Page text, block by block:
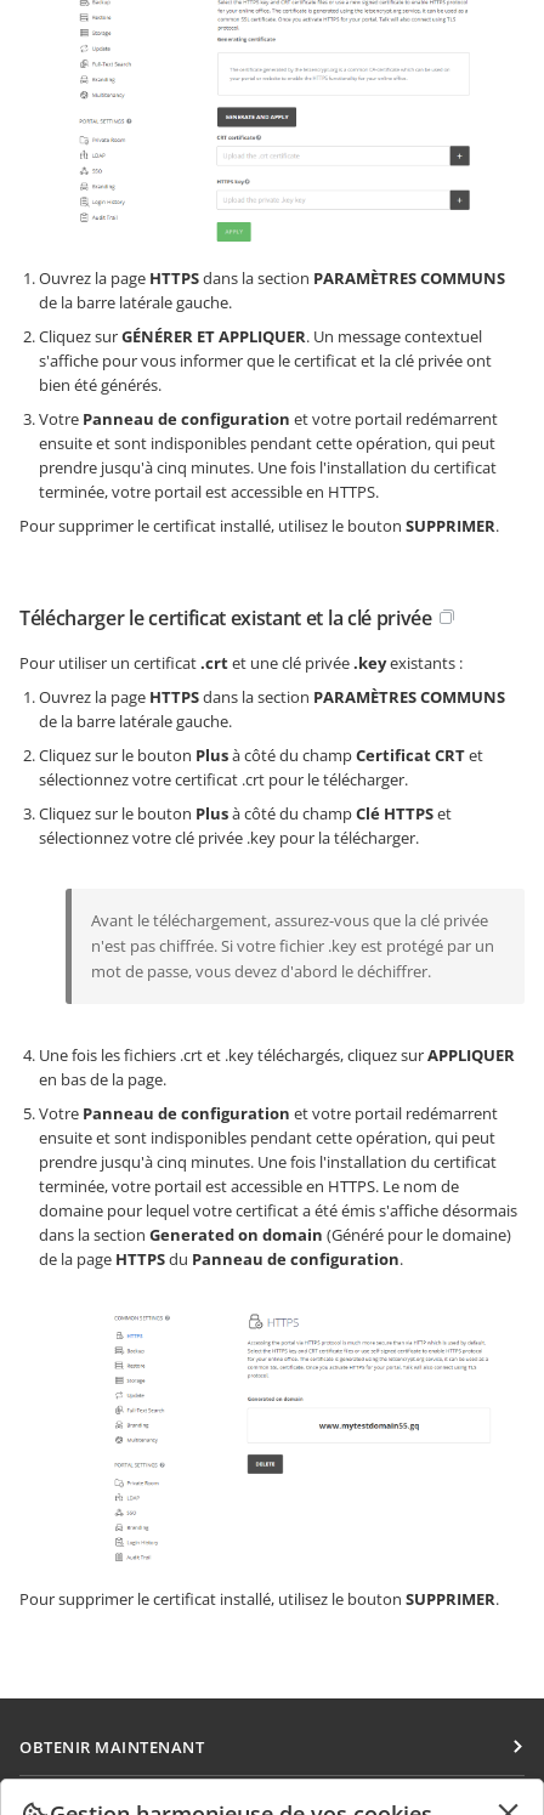
Ouvrez la page HTTPSdans la section PARAMÈTRES COMMUNS
de la barre latérale gauche.
Cliquez surGÉNÉRER ET APPLIQUER. Un message contextuel
s'affiche pour vous informer que le certificat et la clé privée ont
bien été générés.
Votre Panneau de configuration et votre portail redémarrent
ensuite et sont indisponibles pendant cette opération, qui peut
prendre jusqu'à cinq minutes. Une fois l'installation du certificat
terminée, votre portail est accessible en HTTPS.
Pour supprimer le certificat installé, utilisez le bouton SUPPRIMER.
Télécharger le certificat existant et la clé privée
Pour utiliser un certificat.crtet une clé privée.keyexistants :
Ouvrez la page HTTPSdans la section PARAMÈTRES COMMUNS
de la barre latérale gauche.
Cliquez sur le bouton Plusà côté du champCertificat CRTet
sélectionnez votre certificat .crt pour le télécharger.
Cliquez sur le bouton Plusà côté du champClé HTTPSet
sélectionnez votre clé privée .key pour la télécharger.
Avant le téléchargement, assurez-vous que la clé privée
n'est pas chiffrée. Si votre fichier .key est protégé par un
mot de passe, vous devez d'abord le déchiffrer.
Une fois les fichiers .crt et .key téléchargés, cliquez surAPPLIQUER
en bas de la page.
Votre Panneau de configuration et votre portail redémarrent
ensuite et sont indisponibles pendant cette opération, qui peut
prendre jusqu'à cinq minutes. Une fois l'installation du certificat
terminée, votre portail est accessible en HTTPS. Le nom de
domaine pour lequel votre certificat a été émis s'affiche désormais
dans la section Generated on domain (Généré pour le domaine)
de la page HTTPSdu Panneau de configuration.
Pour supprimer le certificat installé, utilisez le bouton SUPPRIMER.
OBTENIR MAINTENANT
Docs
COLLABORATION